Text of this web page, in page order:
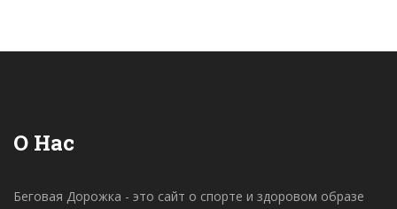
О Нас
Беговая Дорожка - это сайт о спорте и здоровом образе